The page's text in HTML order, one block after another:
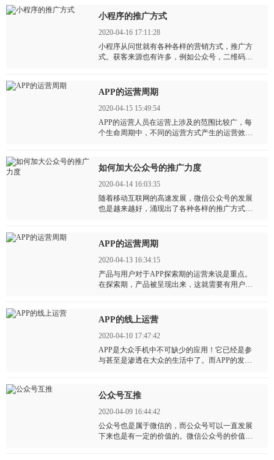
小程序的推广方式
2020-04-16 17:11:28
小程序从问世就有各种各样的营销方式，推广方
式。获客来源也有许多，例如公众号，二维码，
APP的运营周期
2020-04-15 15:49:54
APP的运营人员在运营上涉及的范围比较广，每
个生命周期中，不同的运营方式产生的运营效果
APP的探索期，但是除了探索期，APP还有成长
期，成熟期还有衰退期。
如何加大公众号的推广力度
2020-04-14 16:03:35
随着移动互联网的高速发展，微信公众号的发展
也是越来越好，涌现出了各种各样的推广方式。
APP的运营周期
2020-04-13 16:34:15
产品与用户对于APP探索期的运营来说是重点。
在探索期，产品被呈现出来，这就需要有用户的
但上线，后期就会有大量的用户进入，而如果内
容杂乱无章，就会影响到用户的体验与印象，所
以在这期间，内容的调性要确定好。
APP的线上运营
2020-04-10 17:47:42
APP是大众手机中不可缺少的应用！它已经是参
与甚至是渗透在大众的生活中了。而APP的发展
推广的方式了！
公众号互推
2020-04-09 16:44:42
公众号也是属于微信的，而公众号可以一直发展
下来也是有一定的价值的。微信公众号的价值在